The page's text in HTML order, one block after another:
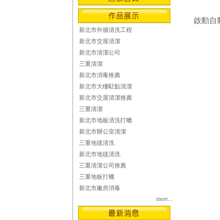
新北市外牆清洗工程
新北市交屋清潔
新北市清潔公司
三重清潔
新北市消毒推薦
新北市大樓駐點清潔
新北市交屋清潔推薦
三重清潔
新北市地板清洗打蠟
新北市辦公室清潔
三重地毯清洗
新北市地毯清洗
三重清潔公司推薦
三重地板打蠟
新北市廠房消毒
more...
啟動自